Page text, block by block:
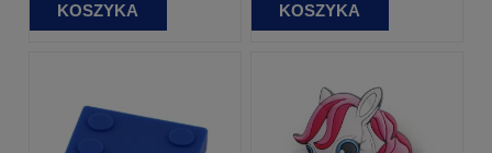
KOSZYKA
KOSZYKA